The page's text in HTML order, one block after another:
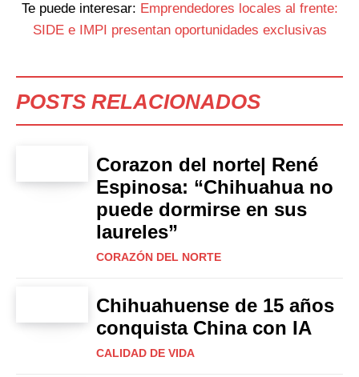
Te puede interesar: Emprendedores locales al frente:
SIDE e IMPI presentan oportunidades exclusivas
POSTS RELACIONADOS
Corazon del norte| René
Espinosa: “Chihuahua no
puede dormirse en sus
laureles”
CORAZÓN DEL NORTE
Chihuahuense de 15 años
conquista China con IA
CALIDAD DE VIDA